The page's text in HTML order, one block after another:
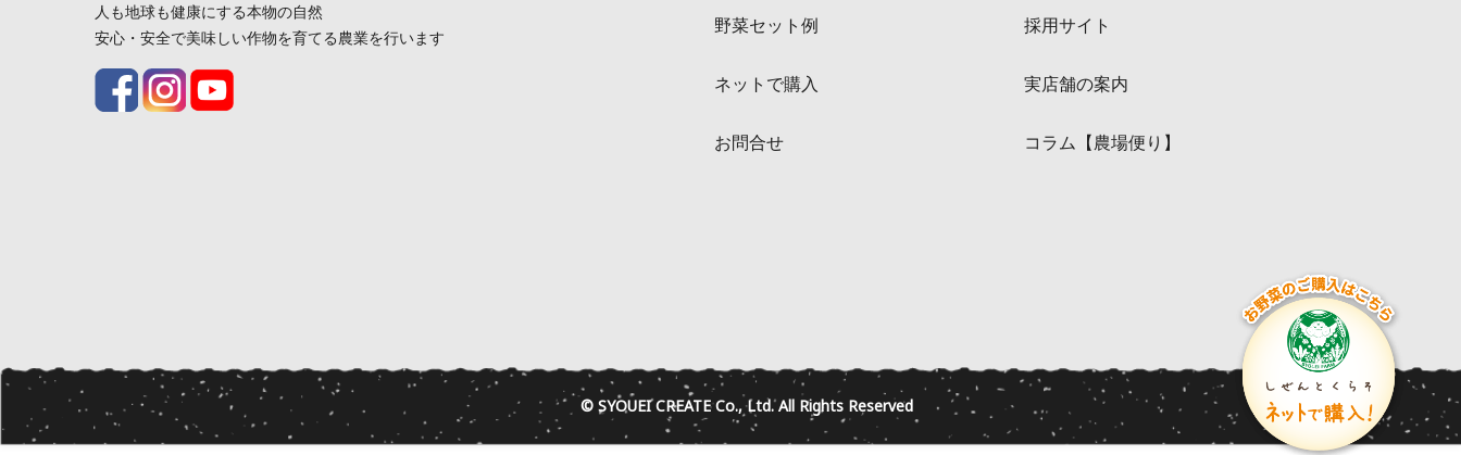
人も地球も健康にする本物の自然
安心・安全で美味しい作物を育てる農業を行います
野菜セット例 採用サイト
ネットで購入 実店舗の案内
お問合せ コラム【農場便り】
© SYOUEI CREATE Co., Ltd. All Rights Reserved